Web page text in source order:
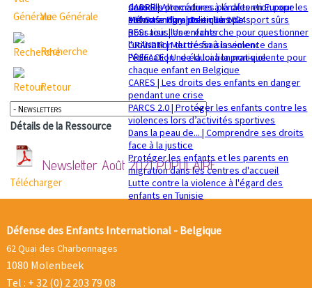
sexuelle
Mémorandum politique 2024
dans les procédures pénales en Europe
360 Safe Play | Des clubs de sport sûrs
pour tous les enfants
GRANDIR | Mettre fin à la violence dans
l’éducation : de la loi à la pratique
CADRE | Alternatives à la détention pour les
enfants migrants en Europe
RESsaisir | Une recherche pour questionner
l'utilisation du déssaisissement
PREFACE | Une éducation non-violente pour
chaque enfant en Belgique
CARES | Les droits des enfants en danger
pendant une crise
PARCS 2.0 | Protéger les enfants contre les
violences lors d’activités sportives
Dans la peau de... | Comprendre ses droits
face à la justice
Protéger les enfants et les parents en
migration dans les centres d'accueil
Lutte contre la violence à l'égard des
enfants en Tunisie
Vue Générale
Recherche
Retour
Détails de la Ressource
Newsletter Août 2021POPULAIRE
Télécharger
Défense des Enfants International - Belgique
62 Quai des Charbonnages
1080 Molenbeek
Tel : + 32 (0) 2 203 79 08